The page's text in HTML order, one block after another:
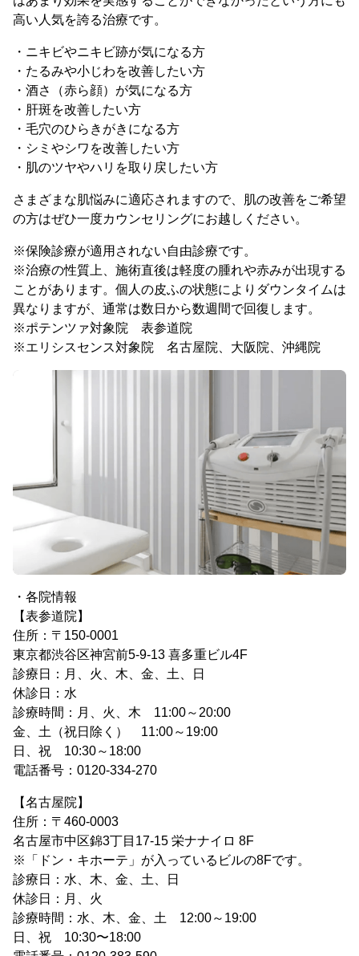
高い人気を誇る治療です。
・ニキビやニキビ跡が気になる方
・たるみや小じわを改善したい方
・酒さ（赤ら顔）が気になる方
・肝斑を改善したい方
・毛穴のひらきがきになる方
・シミやシワを改善したい方
・肌のツヤやハリを取り戻したい方
さまざまな肌悩みに適応されますので、肌の改善をご希望
の方はぜひ一度カウンセリングにお越しください。
※保険診療が適用されない自由診療です。
※治療の性質上、施術直後は軽度の腫れや赤みが出現する
ことがあります。個人の皮ふの状態によりダウンタイムは
異なりますが、通常は数日から数週間で回復します。
※ポテンツァ対象院 表参道院
※エリシスセンス対象院 名古屋院、大阪院、沖縄院
・各院情報
【表参道院】
住所：〒150-0001
東京都渋谷区神宮前5-9-13 喜多重ビル4F
診療日：月、火、木、金、土、日
休診日：水
診療時間：月、火、木 11:00～20:00
金、土（祝日除く） 11:00～19:00
日、祝 10:30～18:00
電話番号：0120-334-270
【名古屋院】
住所：〒460-0003
名古屋市中区錦3丁目17-15 栄ナナイロ 8F
※「ドン・キホーテ」が入っているビルの8Fです。
診療日：水、木、金、土、日
休診日：月、火
診療時間：水、木、金、土 12:00～19:00
日、祝 10:30〜18:00